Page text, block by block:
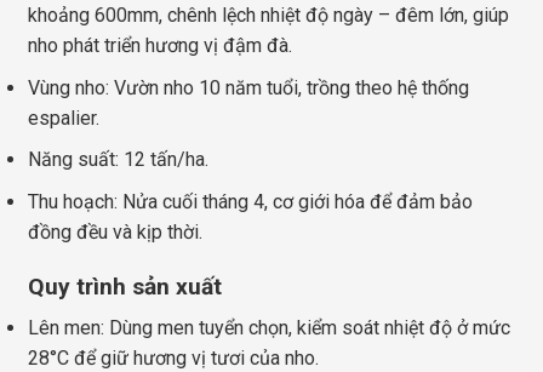
khoảng 600mm, chênh lệch nhiệt độ ngày – đêm lớn, giúp
nho phát triển hương vị đậm đà.
Vùng nho: Vườn nho 10 năm tuổi, trồng theo hệ thống
espalier.
Năng suất: 12 tấn/ha.
Thu hoạch: Nửa cuối tháng 4, cơ giới hóa để đảm bảo
đồng đều và kịp thời.
Quy trình sản xuất
Lên men: Dùng men tuyển chọn, kiểm soát nhiệt độ ở mức
28°C để giữ hương vị tươi của nho.